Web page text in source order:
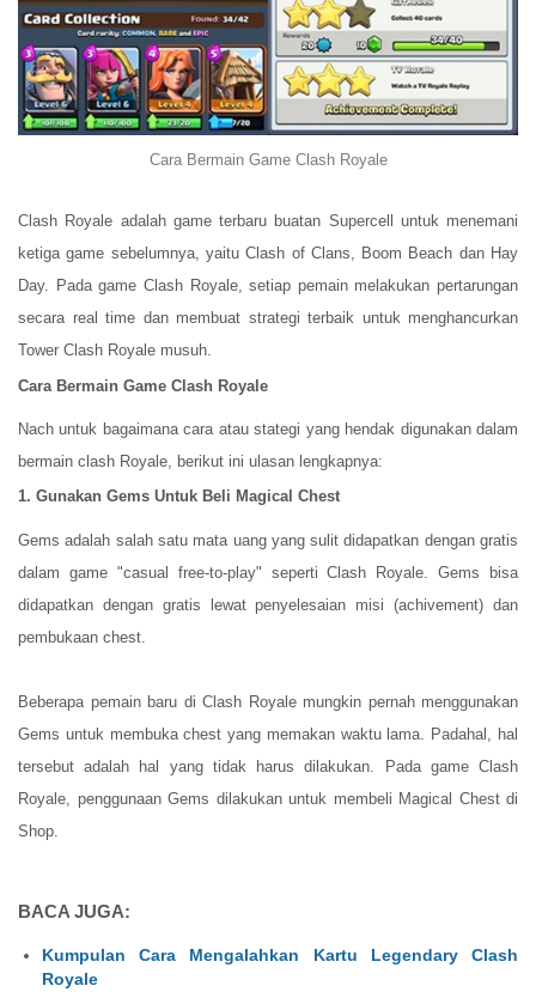
Cara Bermain Game Clash Royale
Clash Royale adalah game terbaru buatan Supercell untuk menemani
ketiga game sebelumnya, yaitu Clash of Clans, Boom Beach dan Hay
Day. Pada game Clash Royale, setiap pemain melakukan pertarungan
secara real time dan membuat strategi terbaik untuk menghancurkan
Tower Clash Royale musuh.
Cara Bermain Game Clash Royale
Nach untuk bagaimana cara atau stategi yang hendak digunakan dalam
bermain clash Royale, berikut ini ulasan lengkapnya:
1. Gunakan Gems Untuk Beli Magical Chest
Gems adalah salah satu mata uang yang sulit didapatkan dengan gratis
dalam game "casual free-to-play" seperti Clash Royale. Gems bisa
didapatkan dengan gratis lewat penyelesaian misi (achivement) dan
pembukaan chest.
Beberapa pemain baru di Clash Royale mungkin pernah menggunakan
Gems untuk membuka chest yang memakan waktu lama. Padahal, hal
tersebut adalah hal yang tidak harus dilakukan. Pada game Clash
Royale, penggunaan Gems dilakukan untuk membeli Magical Chest di
Shop.
BACA JUGA:
Kumpulan Cara Mengalahkan Kartu Legendary Clash
Royale